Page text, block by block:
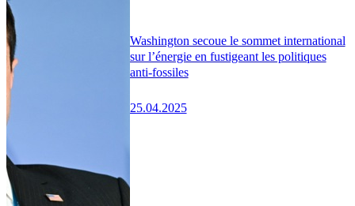
Washington secoue le sommet international
sur l’énergie en fustigeant les politiques
anti-fossiles
25.04.2025